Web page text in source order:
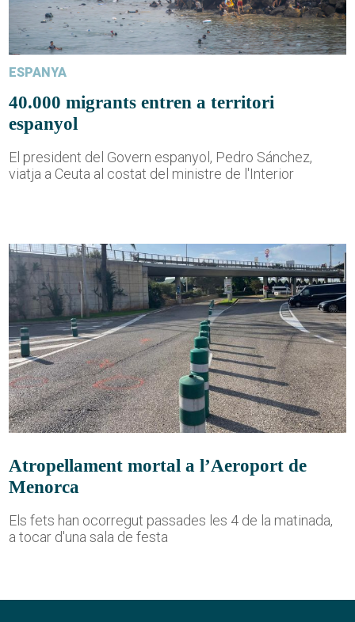
ESPANYA
40.000 migrants entren a territori
espanyol
El president del Govern espanyol, Pedro Sánchez,
viatja a Ceuta al costat del ministre de l'Interior
Atropellament mortal a l’Aeroport de
Menorca
Els fets han ocorregut passades les 4 de la matinada,
a tocar d'una sala de festa